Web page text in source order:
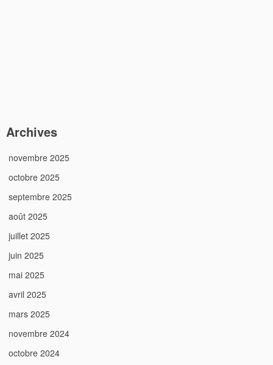
Archives
novembre 2025
octobre 2025
septembre 2025
août 2025
juillet 2025
juin 2025
mai 2025
avril 2025
mars 2025
novembre 2024
octobre 2024